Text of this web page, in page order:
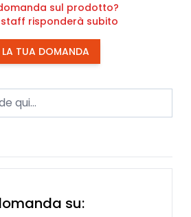
sul prodotto?
risponderà subito
LA TUA DOMANDA
su: